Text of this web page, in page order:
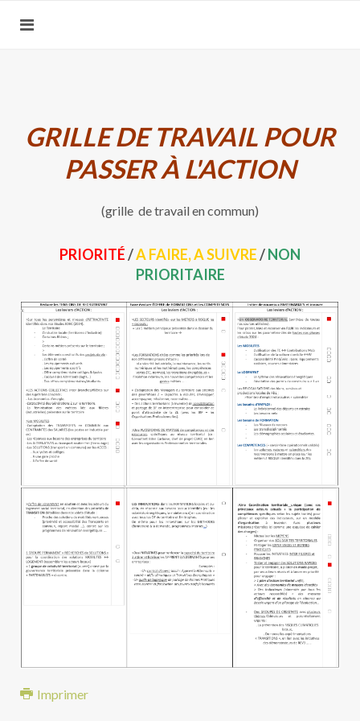
GRILLE DE TRAVAIL POUR
PASSER À L'ACTION
(grille de travail en commun)
PRIORITÉ/A FAIRE, A SUIVRE/NON
PRIORITAIRE
Imprimer